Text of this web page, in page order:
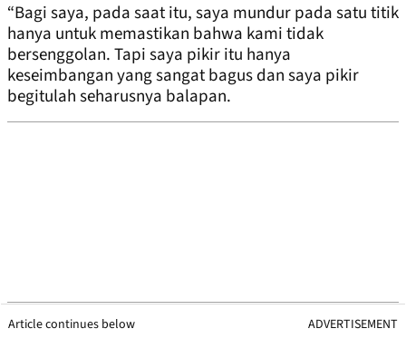
“Bagi saya, pada saat itu, saya mundur pada satu titik
hanya untuk memastikan bahwa kami tidak
bersenggolan. Tapi saya pikir itu hanya
keseimbangan yang sangat bagus dan saya pikir
begitulah seharusnya balapan.
Article continues below ADVERTISEMENT